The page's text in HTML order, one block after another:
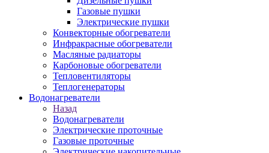
Газовые пушки
Электрические пушки
Конвекторные обогреватели
Инфракрасные обогреватели
Масляные радиаторы
Карбоновые обогреватели
Тепловентиляторы
Теплогенераторы
Водонагреватели
Назад
Водонагреватели
Электрические проточные
Газовые проточные